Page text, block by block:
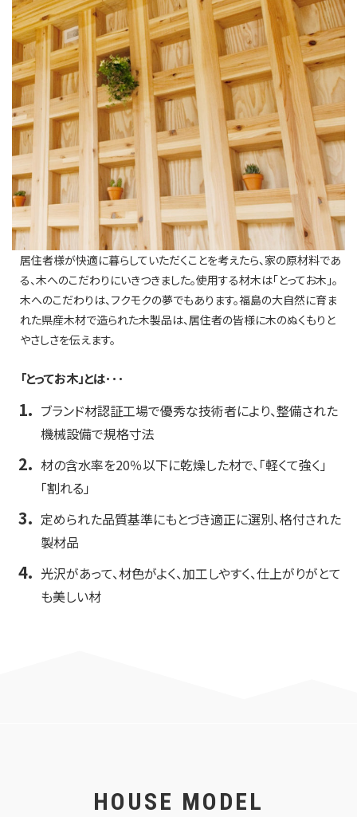
居住者様が快適に暮らしていただくことを考えたら、家の原材料であ
る、木へのこだわりにいきつきました。使用する材木は「とってお木」。
木へのこだわりは、フクモクの夢でもあります。福島の大自然に育ま
れた県産木材で造られた木製品は、居住者の皆様に木のぬくもりと
やさしさを伝えます。
「とってお木」とは･･･
ブランド材認証工場で優秀な技術者により、整備された
機械設備で規格寸法
材の含水率を20％以下に乾燥した材で、「軽くて強く」
「割れる」
定められた品質基準にもとづき適正に選別、格付された
製材品
光沢があって、材色がよく、加工しやすく、仕上がりがとて
も美しい材
HOUSE MODEL